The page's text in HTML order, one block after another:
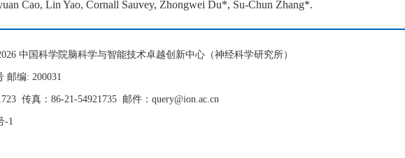
Cao, Lin Yao, Cornall Sauvey, Zhongwei Du*, Su-Chun Zhang*.
中国科学院脑科学与智能技术卓越创新中心（神经科学研究所）
邮编: 200031
传真：86-21-54921735 邮件：query@ion.ac.cn
-1